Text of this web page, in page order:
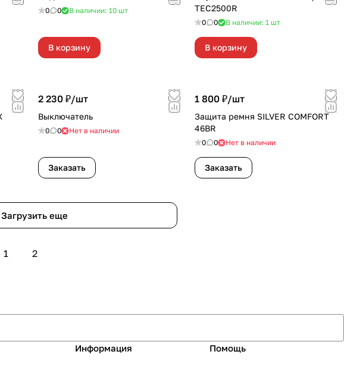
0 0 В наличии: 10 шт
В корзину
TEC2500R
0 0 В наличии: 1 шт
В корзину
2 230 ₽/шт
Выключатель
0 0 Нет в наличии
Заказать
1 800 ₽/шт
Защита ремня SILVER COMFORT
46BR
0 0 Нет в наличии
Заказать
Загрузить еще
1 2
Информация Помощь